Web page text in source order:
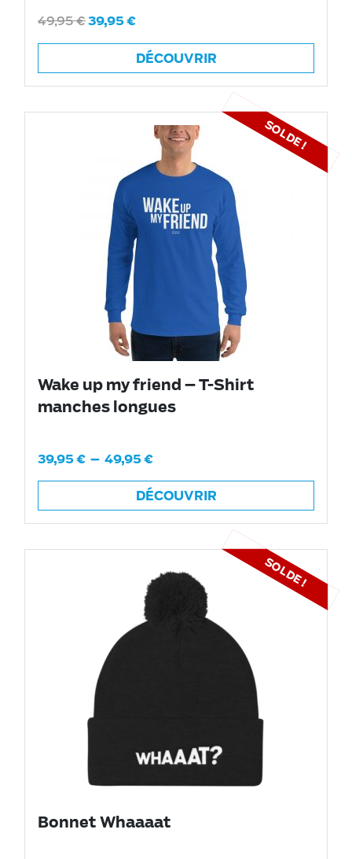
49,95€39,95€
DÉCOUVRIR
SOLDE !
Wake up my friend – T-Shirt
manches longues
39,95€ – 49,95€
DÉCOUVRIR
SOLDE !
Bonnet Whaaaat